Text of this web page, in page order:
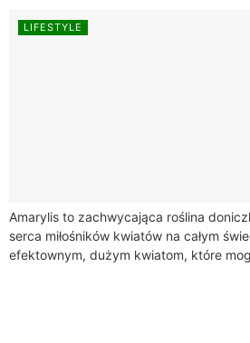
LIFESTYLE
Amarylis to zachwycająca roślina
serca miłośników kwiatów na całym
efektownym, dużym kwiatom, które